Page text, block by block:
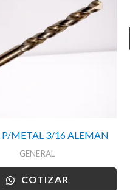
P/METAL 3/16 ALEMAN
GENERAL
COTIZAR